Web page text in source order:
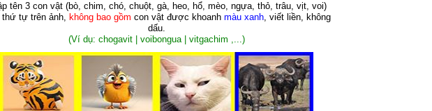
tên 3 con vật (bò, chim, chó, chuột, gà, heo, hổ, mèo, ngựa, thỏ, trâu, vịt, voi)
thứ tự trên ảnh, không bao gồm con vật được khoanh màu xanh, viết liền, không
dấu.
(Ví dụ: chogavit | voibongua | vitgachim ,...)